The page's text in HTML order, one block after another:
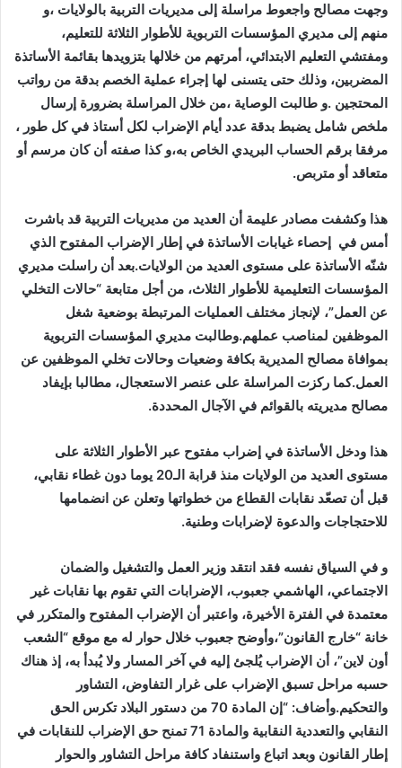
وجهت مصالح واجعوط مراسلة إلى مديريات التربية بالولايات ،و
منهم إلى مديري المؤسسات التربوية للأطوار الثلاثة للتعليم،
ومفتشي التعليم الابتدائي، أمرتهم من خلالها بتزويدها بقائمة الأساتذة
المضربين، وذلك حتى يتسنى لها إجراء عملية الخصم بدقة من رواتب
المحتجين .و طالبت الوصاية ،من خلال المراسلة بضرورة إرسال
ملخص شامل يضبط بدقة عدد أيام الإضراب لكل أستاذ في كل طور ،
مرفقا برقم الحساب البريدي الخاص به،و كذا صفته أن كان مرسم أو
متعاقد أو متربص.
هذا وكشفت مصادر عليمة أن العديد من مديريات التربية قد باشرت
أمس في إحصاء غيابات الأساتذة في إطار الإضراب المفتوح الذي
شنّه الأساتذة على مستوى العديد من الولايات.بعد أن راسلت مديري
المؤسسات التعليمية للأطوار الثلاث، من أجل متابعة “حالات التخلي
عن العمل”، لإنجاز مختلف العمليات المرتبطة بوضعية شغل
الموظفين لمناصب عملهم.وطالبت مديري المؤسسات التربوية
بموافاة مصالح المديرية بكافة وضعيات وحالات تخلي الموظفين عن
العمل.كما ركزت المراسلة على عنصر الاستعجال، مطالبا بإيفاد
مصالح مديريته بالقوائم في الآجال المحددة.
هذا ودخل الأساتذة في إضراب مفتوح عبر الأطوار الثلاثة على
مستوى العديد من الولايات منذ قرابة الـ20 يوما دون غطاء نقابي،
قبل أن تصعّد نقابات القطاع من خطواتها وتعلن عن انضمامها
للاحتجاجات والدعوة لإضرابات وطنية.
و في السياق نفسه فقد انتقد وزير العمل والتشغيل والضمان
الاجتماعي، الهاشمي جعبوب، الإضرابات التي تقوم بها نقابات غير
معتمدة في الفترة الأخيرة، واعتبر أن الإضراب المفتوح والمتكرر في
خانة “خارج القانون”،وأوضح جعبوب خلال حوار له مع موقع “الشعب
أون لاين”، أن الإضراب يُلجئ إليه في آخر المسار ولا يُبدأ به، إذ هناك
حسبه مراحل تسبق الإضراب على غرار التفاوض، التشاور
والتحكيم.وأضاف: “إن المادة 70 من دستور البلاد تكرس الحق
النقابي والتعددية النقابية والمادة 71 تمنح حق الإضراب للنقابات في
إطار القانون وبعد اتباع واستنفاد كافة مراحل التشاور والحوار